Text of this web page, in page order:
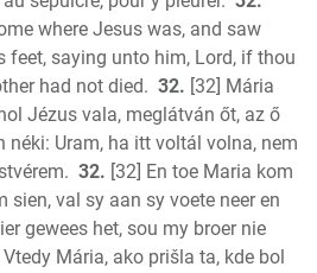
where Jesus was, and saw
feet, saying unto him, Lord, if thou
had not died. 32. [32] Mária
Jézus vala, meglátván őt, az ő
néki: Uram, ha itt voltál volna, nem
32. [32] En toe Maria kom
sien, val sy aan sy voete neer en
gewees het, sou my broer nie
Vtedy Mária, ako prišla ta, kde bol